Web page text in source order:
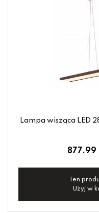
Lampa wisząca LED
877.99
Ten
Użyj w